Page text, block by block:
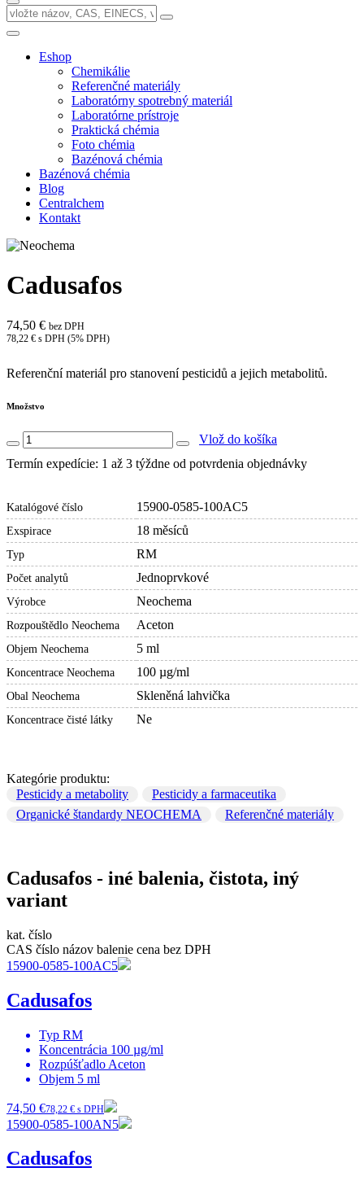
Eshop
Chemikálie
Referenčné materiály
Laboratórny spotrebný materiál
Laboratórne prístroje
Praktická chémia
Foto chémia
Bazénová chémia
Bazénová chémia
Blog
Centralchem
Kontakt
Cadusafos
74,50 € bez DPH
78,22 € s DPH (5% DPH)
Referenční materiál pro stanovení pesticidů a jejich metabolitů.
Množstvo
Vlož do košíka
Termín expedície: 1 až 3 týždne od potvrdenia objednávky
Katalógové číslo 15900-0585-100AC5
Exspirace 18 měsíců
Typ RM
Počet analytů Jednoprvkové
Výrobce Neochema
Rozpouštědlo Neochema Aceton
Objem Neochema 5 ml
Koncentrace Neochema 100 µg/ml
Obal Neochema Skleněná lahvička
Koncentrace čisté látky Ne
Kategórie produktu:
Pesticidy a metabolity
Pesticidy a farmaceutika
Organické štandardy NEOCHEMA
Referenčné materiály
Cadusafos - iné balenia, čistota, iný
variant
kat. číslo
CAS číslo názov balenie cena bez DPH
15900-0585-100AC5
Cadusafos
Typ RM
Koncentrácia 100 µg/ml
Rozpúšťadlo Aceton
Objem 5 ml
74,50 €78,22 € s DPH
15900-0585-100AN5
Cadusafos